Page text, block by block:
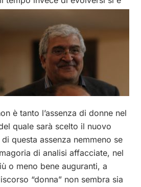
è tanto l’assenza di donne nel
quale sarà scelto il nuovo
questa assenza nemmeno se
di analisi affacciate, nel
o meno bene auguranti, a
“donna” non sembra sia